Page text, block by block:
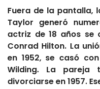
Fuera de la pantalla,
Taylor generó
actriz de 18 años se
Conrad Hilton. La
en 1952, se casó
Wilding. La
divorciarse en 1957.